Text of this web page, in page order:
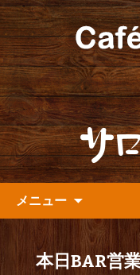
人形町の
ェ』より
人形町の音楽
最新情報をお
メニュー
本日BAR営業